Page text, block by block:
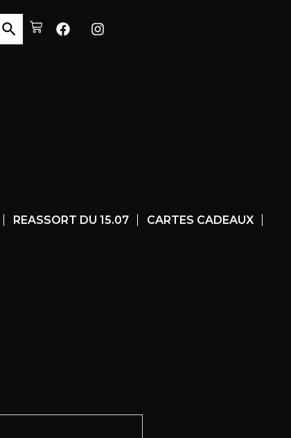
REASSORT DU 15.07 CARTES CADEAUX